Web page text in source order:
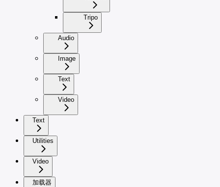
Tripo
Audio
Image
Text
Video
Text
Utilities
Video
加载器